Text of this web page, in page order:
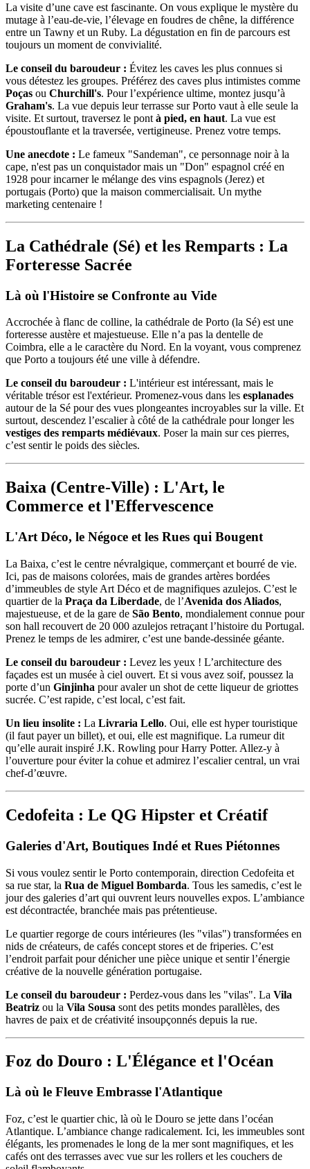
La visite d’une cave est fascinante. On vous explique le mystère du
mutage à l’eau-de-vie, l’élevage en foudres de chêne, la différence
entre un Tawny et un Ruby. La dégustation en fin de parcours est
toujours un moment de convivialité.
Le conseil du baroudeur : Évitez les caves les plus connues si
vous détestez les groupes. Préférez des caves plus intimistes comme
Poças ou Churchill's. Pour l’expérience ultime, montez jusqu’à
Graham's. La vue depuis leur terrasse sur Porto vaut à elle seule la
visite. Et surtout, traversez le pont à pied, en haut. La vue est
époustouflante et la traversée, vertigineuse. Prenez votre temps.
Une anecdote : Le fameux "Sandeman", ce personnage noir à la
cape, n'est pas un conquistador mais un "Don" espagnol créé en
1928 pour incarner le mélange des vins espagnols (Jerez) et
portugais (Porto) que la maison commercialisait. Un mythe
marketing centenaire !
La Cathédrale (Sé) et les Remparts : La
Forteresse Sacrée
Là où l'Histoire se Confronte au Vide
Accrochée à flanc de colline, la cathédrale de Porto (la Sé) est une
forteresse austère et majestueuse. Elle n’a pas la dentelle de
Coimbra, elle a le caractère du Nord. En la voyant, vous comprenez
que Porto a toujours été une ville à défendre.
Le conseil du baroudeur : L'intérieur est intéressant, mais le
véritable trésor est l'extérieur. Promenez-vous dans les esplanades
autour de la Sé pour des vues plongeantes incroyables sur la ville. Et
surtout, descendez l’escalier à côté de la cathédrale pour longer les
vestiges des remparts médiévaux. Poser la main sur ces pierres,
c’est sentir le poids des siècles.
Baixa (Centre-Ville) : L'Art, le
Commerce et l'Effervescence
L'Art Déco, le Négoce et les Rues qui Bougent
La Baixa, c’est le centre névralgique, commerçant et bourré de vie.
Ici, pas de maisons colorées, mais de grandes artères bordées
d’immeubles de style Art Déco et de magnifiques azulejos. C’est le
quartier de la Praça da Liberdade, de l’Avenida dos Aliados,
majestueuse, et de la gare de São Bento, mondialement connue pour
son hall recouvert de 20 000 azulejos retraçant l’histoire du Portugal.
Prenez le temps de les admirer, c’est une bande-dessinée géante.
Le conseil du baroudeur : Levez les yeux ! L’architecture des
façades est un musée à ciel ouvert. Et si vous avez soif, poussez la
porte d’un Ginjinha pour avaler un shot de cette liqueur de griottes
sucrée. C’est rapide, c’est local, c’est fait.
Un lieu insolite : La Livraria Lello. Oui, elle est hyper touristique
(il faut payer un billet), et oui, elle est magnifique. La rumeur dit
qu’elle aurait inspiré J.K. Rowling pour Harry Potter. Allez-y à
l’ouverture pour éviter la cohue et admirez l’escalier central, un vrai
chef-d’œuvre.
Cedofeita : Le QG Hipster et Créatif
Galeries d'Art, Boutiques Indé et Rues Piétonnes
Si vous voulez sentir le Porto contemporain, direction Cedofeita et
sa rue star, la Rua de Miguel Bombarda. Tous les samedis, c’est le
jour des galeries d’art qui ouvrent leurs nouvelles expos. L’ambiance
est décontractée, branchée mais pas prétentieuse.
Le quartier regorge de cours intérieures (les "vilas") transformées en
nids de créateurs, de cafés concept stores et de friperies. C’est
l’endroit parfait pour dénicher une pièce unique et sentir l’énergie
créative de la nouvelle génération portugaise.
Le conseil du baroudeur : Perdez-vous dans les "vilas". La Vila
Beatriz ou la Vila Sousa sont des petits mondes parallèles, des
havres de paix et de créativité insoupçonnés depuis la rue.
Foz do Douro : L'Élégance et l'Océan
Là où le Fleuve Embrasse l'Atlantique
Foz, c’est le quartier chic, là où le Douro se jette dans l’océan
Atlantique. L’ambiance change radicalement. Ici, les immeubles sont
élégants, les promenades le long de la mer sont magnifiques, et les
cafés ont des terrasses avec vue sur les rollers et les couchers de